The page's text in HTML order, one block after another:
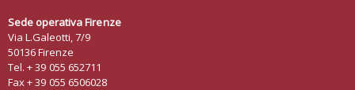
Sede operativa Firenze
Via L.Galeotti, 7/9
50136 Firenze
Tel. + 39 055 652711
Fax + 39 055 6506028